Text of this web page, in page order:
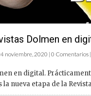
Dolmen en
noviembre, 2020 | 0 Comentarios |
en digital.
nueva etapa de la